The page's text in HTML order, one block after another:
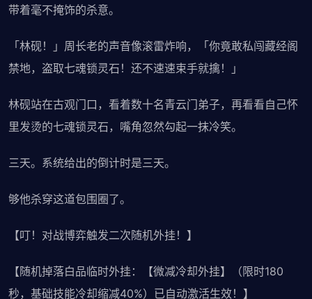
带着毫不掩饰的杀意。
「林砚！」周长老的声音像滚雷炸响，「你竟敢私闯藏经阁
禁地，盗取七魂锁灵石！还不速速束手就擒！」
林砚站在古观门口，看着数十名青云门弟子，再看看自己怀
里发烫的七魂锁灵石，嘴角忽然勾起一抹冷笑。
三天。系统给出的倒计时是三天。
够他杀穿这道包围圈了。
【叮！对战博弈触发二次随机外挂！】
【随机掉落白品临时外挂：【微减冷却外挂】（限时180
秒，基础技能冷却缩减40%）已自动激活生效！】